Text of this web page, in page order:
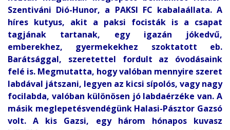
Szentiváni Dió-Hunor, a PAKSI FC kabalaállata. A
híres kutyus, akit a paksi focisták is a csapat
tagjának tartanak, egy igazán jókedvű,
emberekhez, gyermekekhez szoktatott eb.
Barátsággal, szeretettel fordult az óvodásaink
felé is. Megmutatta, hogy valóban mennyire szeret
labdával játszani, legyen az kicsi sípolós, vagy nagy
focilabda, valóban különösen jó labdaérzéke van. A
másik meglepetésvendégünk Halasi-Pásztor Gazsó
volt. A kis Gazsi, egy három hónapos kuvasz